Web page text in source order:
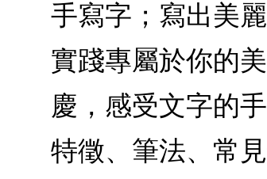
手寫字；寫出美
實踐專屬於你的
慶，感受文字的
特徵、筆法、常